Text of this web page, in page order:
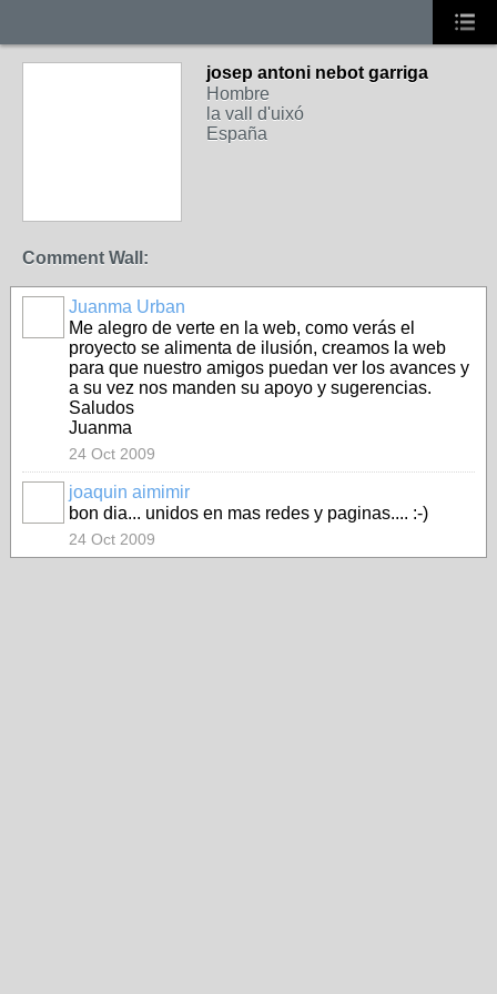
josep antoni nebot garriga
Hombre
la vall d'uixó
España
Comment Wall:
Juanma Urban
Me alegro de verte en la web, como verás el
proyecto se alimenta de ilusión, creamos la web
para que nuestro amigos puedan ver los avances y
a su vez nos manden su apoyo y sugerencias.
Saludos
Juanma
24 Oct 2009
joaquin aimimir
bon dia... unidos en mas redes y paginas.... :-)
24 Oct 2009